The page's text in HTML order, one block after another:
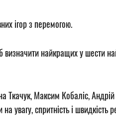
ігор з перемогою.
найкращих у шести
Максим Кобаліс,
спритність і швидкість